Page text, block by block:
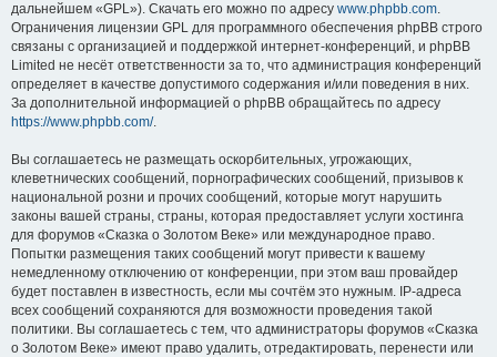
дальнейшем «GPL»). Скачать его можно по адресу www.phpbb.com.
Ограничения лицензии GPL для программного обеспечения phpBB строго
связаны с организацией и поддержкой интернет-конференций, и phpBB
Limited не несёт ответственности за то, что администрация конференций
определяет в качестве допустимого содержания и/или поведения в них.
За дополнительной информацией о phpBB обращайтесь по адресу
https://www.phpbb.com/.
Вы соглашаетесь не размещать оскорбительных, угрожающих,
клеветнических сообщений, порнографических сообщений, призывов к
национальной розни и прочих сообщений, которые могут нарушить
законы вашей страны, страны, которая предоставляет услуги хостинга
для форумов «Сказка о Золотом Веке» или международное право.
Попытки размещения таких сообщений могут привести к вашему
немедленному отключению от конференции, при этом ваш провайдер
будет поставлен в известность, если мы сочтём это нужным. IP-адреса
всех сообщений сохраняются для возможности проведения такой
политики. Вы соглашаетесь с тем, что администраторы форумов «Сказка
о Золотом Веке» имеют право удалить, отредактировать, перенести или